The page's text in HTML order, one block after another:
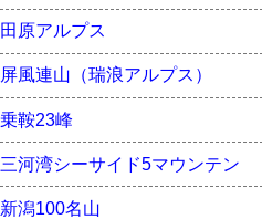
田原アルプス
屏風連山（瑞浪アルプス）
乗鞍23峰
三河湾シーサイド5マウンテン
新潟100名山